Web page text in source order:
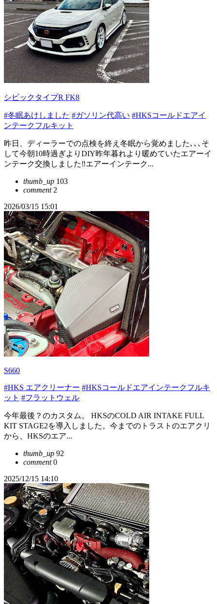
シビックタイプR FK8
#冬眠あけしました #ガソリン代高い #HKSコールドエアイ
ンテークフルキット
昨日、ディーラーでの点検を終え冬眠から覚めました､､､そ
して今朝10時過ぎよりDIY昨年暮れより暖めていたエアーイ
ンテーク交換しました‼️エアーインテーク...
thumb_up 103
comment2
2026/03/15 15:01
S660
#HKS エアクリーナー #HKSコールドエアインテークフルキ
ット #フラットウェル
今年最後？のカスタム。 HKSのCOLD AIR INTAKE FULL
KIT STAGE2を導入しました。今までのトラストのエアクリ
から、HKSのエア...
thumb_up 92
comment0
2025/12/15 14:10